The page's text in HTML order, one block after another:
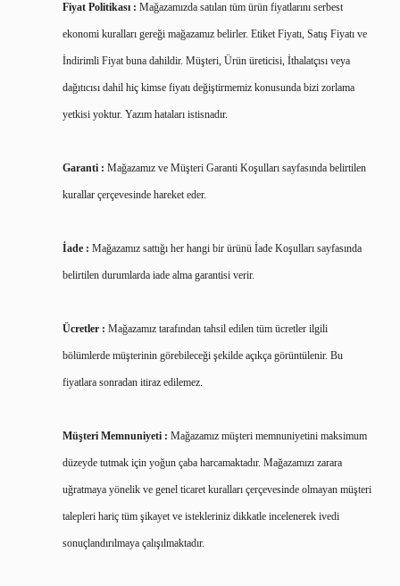
Fiyat Politikası : Mağazamızda satılan tüm ürün fiyatlarını serbest
ekonomi kuralları gereği mağazamız belirler. Etiket Fiyatı, Satış Fiyatı ve
İndirimli Fiyat buna dahildir. Müşteri, Ürün üreticisi, İthalatçısı veya
dağıtıcısı dahil hiç kimse fiyatı değiştirmemiz konusunda bizi zorlama
yetkisi yoktur. Yazım hataları istisnadır.
Garanti : Mağazamız ve Müşteri Garanti Koşulları sayfasında belirtilen
kurallar çerçevesinde hareket eder.
İade : Mağazamız sattığı her hangi bir ürünü İade Koşulları sayfasında
belirtilen durumlarda iade alma garantisi verir.
Ücretler : Mağazamız tarafından tahsil edilen tüm ücretler ilgili
bölümlerde müşterinin görebileceği şekilde açıkça görüntülenir. Bu
fiyatlara sonradan itiraz edilemez.
Müşteri Memnuniyeti : Mağazamız müşteri memnuniyetini maksimum
düzeyde tutmak için yoğun çaba harcamaktadır. Mağazamızı zarara
uğratmaya yönelik ve genel ticaret kuralları çerçevesinde olmayan müşteri
talepleri hariç tüm şikayet ve istekleriniz dikkatle incelenerek ivedi
sonuçlandırılmaya çalışılmaktadır.